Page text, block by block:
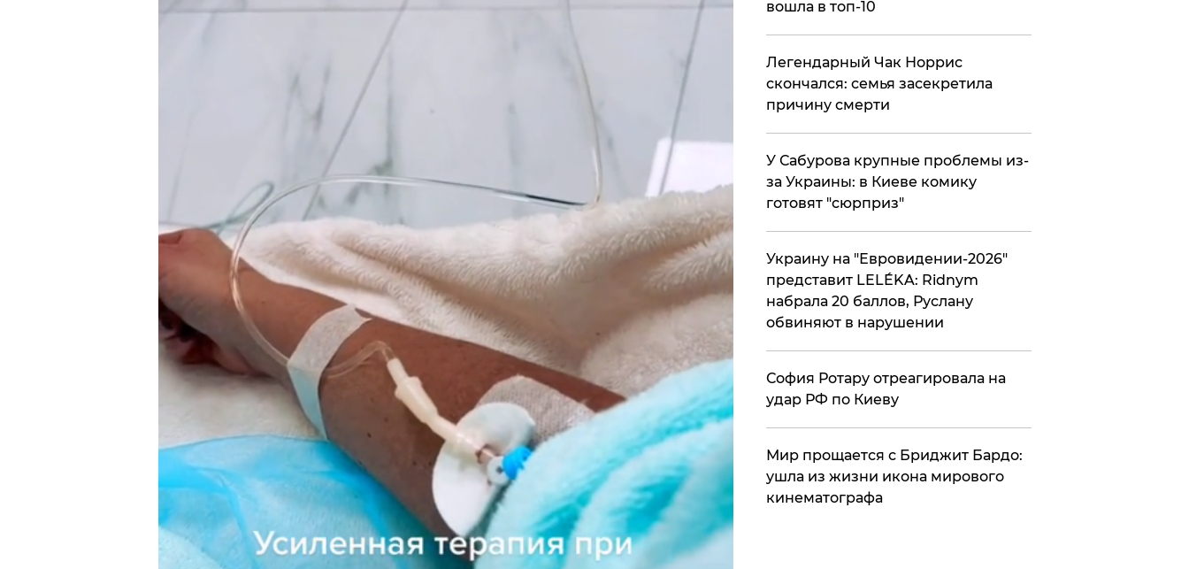
вошла в топ-10
​Легендарный Чак Норрис
скончался: семья засекретила
причину смерти
У Сабурова крупные проблемы из-
за Украины: в Киеве комику
готовят "сюрприз"
Украину на "Евровидении-2026"
представит LELÉKA: Ridnym
набрала 20 баллов, Руслану
обвиняют в нарушении
София Ротару отреагировала на
удар РФ по Киеву
Мир прощается с Бриджит Бардо:
ушла из жизни икона мирового
кинематографа